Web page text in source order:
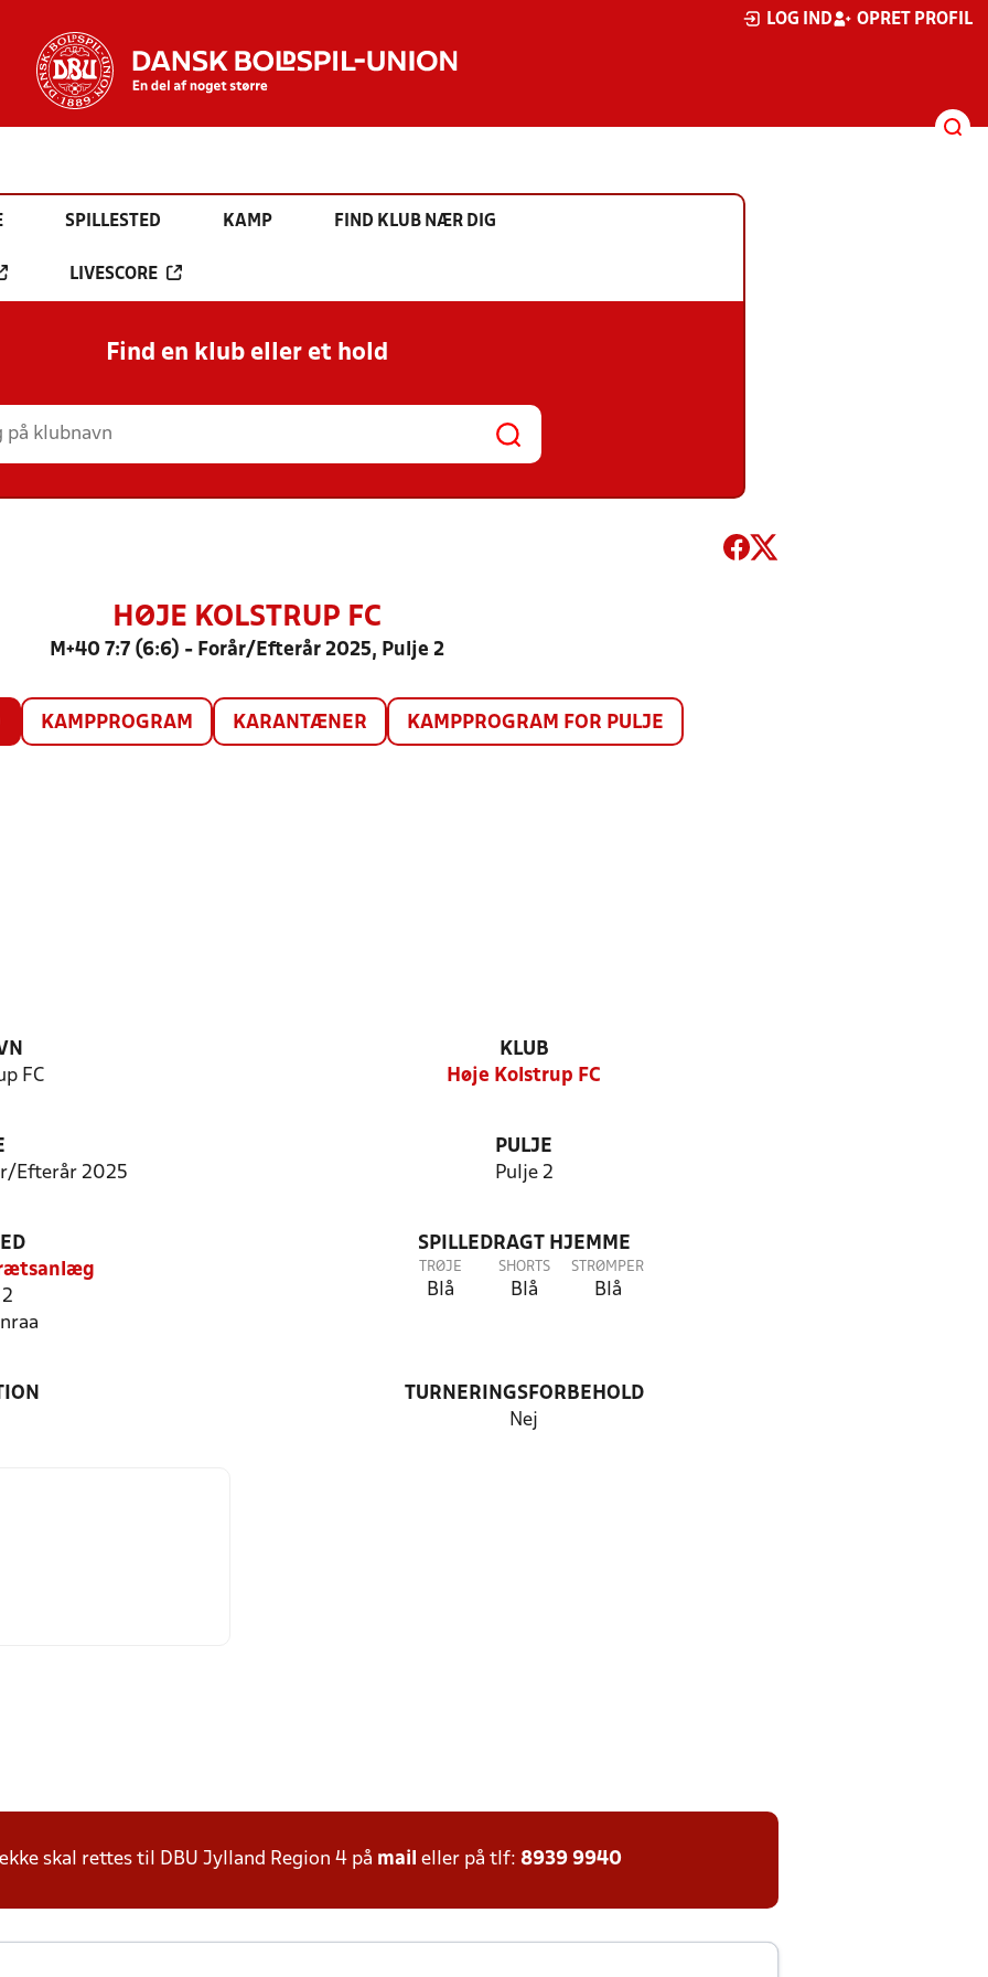
LOG IND OPRET PROFIL
SPILLESTED KAMP FIND KLUB NÆR DIG
LIVESCORE
Find en klub eller et hold
HØJE KOLSTRUP FC
M+40 7:7 (6:6) - Forår/Efterår 2025, Pulje 2
KAMPPROGRAM KARANTÆNER KAMPPROGRAM FOR PULJE
FC
KLUB
Høje Kolstrup FC
Efterår 2025
PULJE
Pulje 2
SPILLEDRAGT HJEMME
TRØJE
Blå
SHORTS
Blå
STRØMPER
Blå
TURNERINGSFORBEHOLD
Nej
skal rettes til DBU Jylland Region 4 på mail eller på tlf: 8939 9940